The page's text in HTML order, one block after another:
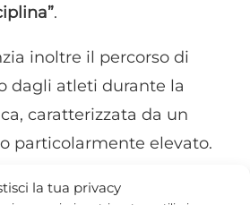
la tua privacy
.
inoltre il percorso di
dagli atleti durante la
caratterizzata da un
particolarmente elevato.